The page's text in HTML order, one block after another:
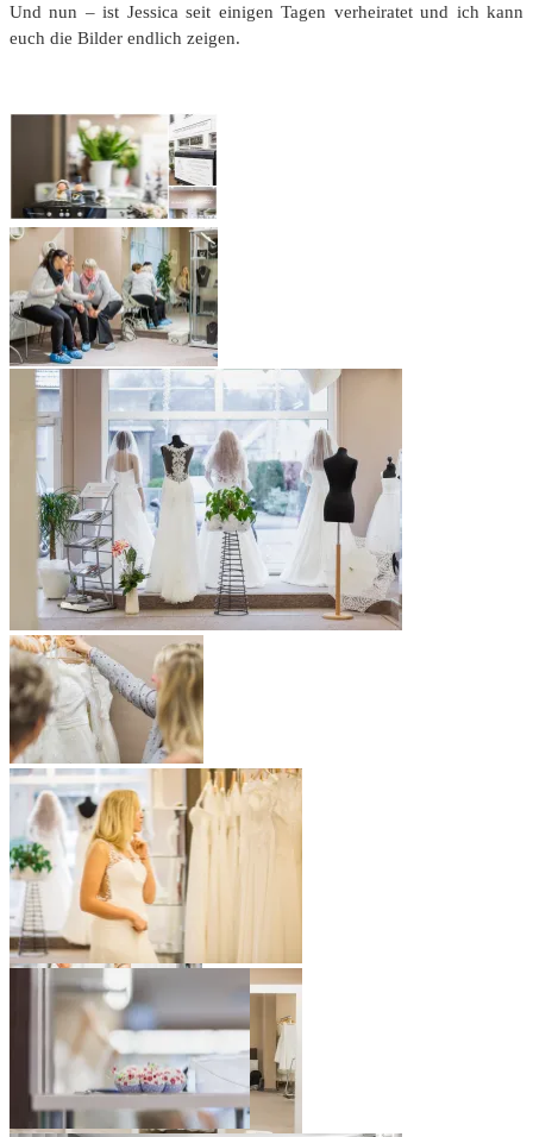
Und nun – ist Jessica seit einigen Tagen verheiratet und ich kann
euch die Bilder endlich zeigen.